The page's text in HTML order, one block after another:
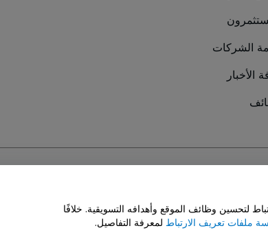
الشركات
الأخبار
لتحسين وظائف الموقع وأهدافه التسويقية. خلافًا
ملفات تعريف الارتباط لمعرفة التفاصيل.